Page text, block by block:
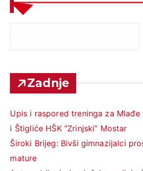
Zadnje
​Upis i raspored treninga za
i Štigliće HŠK “Zrinjski” Mostar
Široki Brijeg: Bivši gimnazijalci
mature